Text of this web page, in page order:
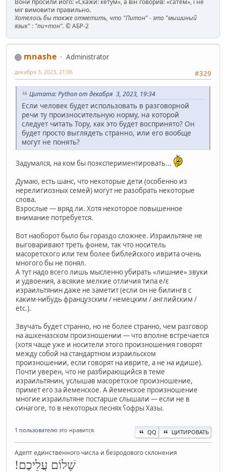
Вони просили його: «Скажи: кетум», а він говорив: «сатем», і не
міг вимовити правильно.
Хотелось бы также отметить, что "Питон" - это "мышиный
язык" : "пи+тон". © АБР-2
mnashe
Administrator
#329
декабря 3, 2023, 21:06
Цитата: Python от декабря 3, 2023, 19:34
Если человек будет использовать в разговорной
речи ту произносительную норму, на которой
следует читать Тору, как это будет воспринято? Он
будет просто выглядеть странно, или его вообще
могут не понять?
Задумался, на ком бы поэкспериментировать...
Думаю, есть шанс, что некоторые дети (особенно из
нерелигиозных семей) могут не разобрать некоторые
слова.
Взрослые — вряд ли. Хотя некоторое повышенное
внимание потребуется.
Вот наоборот было бы гораздо сложнее. Израильтяне не
выговаривают треть фонем, так что носитель
масоретского или тем более библейского иврита очень
многого бы не понял.
А тут надо всего лишь мысленно убирать «лишние» звуки
и удвоения, а всякие мелкие отличия типа e/ɛ
израильтянин даже не заметит (если он не билингв с
каким-нибудь французским / немецким / английским /
etc.).
Звучать будет странно, но не более странно, чем разговор
на ашкеназском произношении — что вполне встречается
(хотя чаще уже и носители этого произношения говорят
между собой на стандартном израильском
произношении, если говорят на иврите, а не на идише).
Почти уверен, что не разбирающийся в теме
израильтянин, услышав масоретское произношение,
примет его за йеменское. А йеменское произношение
многие израильтяне постарше слышали — если не в
синагоге, то в некоторых песнях ʕофры Хазы.
1 пользователю это нравится. QQ ЦИТИРОВАТЬ
Адепт единственного числа и безродового склонения
שָׁלוֹם עֲלֵיכֶם!